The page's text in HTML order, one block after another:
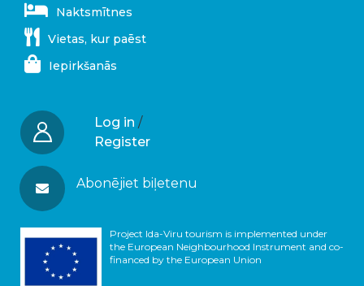
Naktsmītnes
Vietas, kur paēst
Iepirkšanās
Log in /
Register
Abonējiet biļetenu
Project Ida-Viru tourism is implemented under
the European Neighbourhood Instrument and co-
financed by the European Union